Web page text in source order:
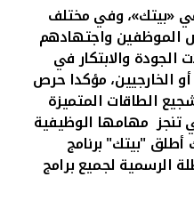
«بيتك»، وفي مختلف
الموظفين واجتهادهم
الجودة والابتكار في
الخارجيين، مؤكدا حرص
الطاقات المتميزة
تنجز مهامها الوظيفية
أطلق "بيتك" برنامج
الرسمية لجميع برامج